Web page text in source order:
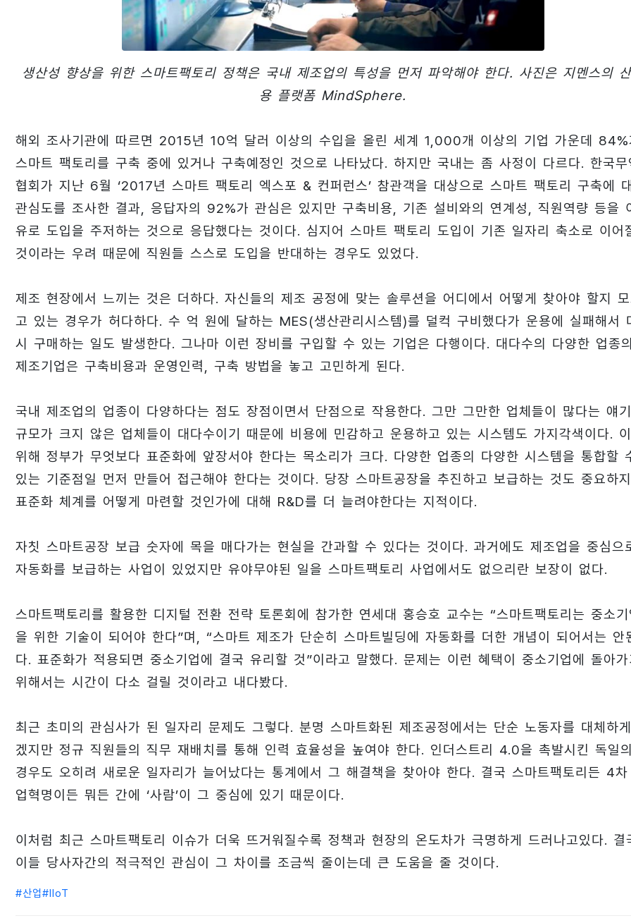
생산성 향상을 위한 스마트팩토리 정책은 국내 제조업의 특성을 먼저 파악해야 한다. 사진은 지멘스의
용 플랫폼 MindSphere.
해외 조사기관에 따르면 2015년 10억 달러 이상의 수입을 올린 세계 1,000개 이상의 기업 가운데 84%
스마트 팩토리를 구축 중에 있거나 구축예정인 것으로 나타났다. 하지만 국내는 좀 사정이 다르다. 한국무
협회가 지난 6월 ‘2017년 스마트 팩토리 엑스포 & 컨퍼런스’ 참관객을 대상으로 스마트 팩토리 구축에
관심도를 조사한 결과, 응답자의 92%가 관심은 있지만 구축비용, 기존 설비와의 연계성, 직원역량 등을
유로 도입을 주저하는 것으로 응답했다는 것이다. 심지어 스마트 팩토리 도입이 기존 일자리 축소로 이어
것이라는 우려 때문에 직원들 스스로 도입을 반대하는 경우도 있었다.
제조 현장에서 느끼는 것은 더하다. 자신들의 제조 공정에 맞는 솔루션을 어디에서 어떻게 찾아야 할지
고 있는 경우가 허다하다. 수 억 원에 달하는 MES(생산관리시스템)를 덜컥 구비했다가 운용에 실패해서
시 구매하는 일도 발생한다. 그나마 이런 장비를 구입할 수 있는 기업은 다행이다. 대다수의 다양한 업종
제조기업은 구축비용과 운영인력, 구축 방법을 놓고 고민하게 된다.
국내 제조업의 업종이 다양하다는 점도 장점이면서 단점으로 작용한다. 그만 그만한 업체들이 많다는 얘
규모가 크지 않은 업체들이 대다수이기 때문에 비용에 민감하고 운용하고 있는 시스템도 가지각색이다.
위해 정부가 무엇보다 표준화에 앞장서야 한다는 목소리가 크다. 다양한 업종의 다양한 시스템을 통합할
있는 기준점일 먼저 만들어 접근해야 한다는 것이다. 당장 스마트공장을 추진하고 보급하는 것도 중요하
표준화 체계를 어떻게 마련할 것인가에 대해 R&D를 더 늘려야한다는 지적이다.
자칫 스마트공장 보급 숫자에 목을 매다가는 현실을 간과할 수 있다는 것이다. 과거에도 제조업을 중심으
자동화를 보급하는 사업이 있었지만 유야무야된 일을 스마트팩토리 사업에서도 없으리란 보장이 없다.
스마트팩토리를 활용한 디지털 전환 전략 토론회에 참가한 연세대 홍승호 교수는 “스마트팩토리는 중소
을 위한 기술이 되어야 한다”며, “스마트 제조가 단순히 스마트빌딩에 자동화를 더한 개념이 되어서는 안
다. 표준화가 적용되면 중소기업에 결국 유리할 것”이라고 말했다. 문제는 이런 혜택이 중소기업에 돌아
위해서는 시간이 다소 걸릴 것이라고 내다봤다.
최근 초미의 관심사가 된 일자리 문제도 그렇다. 분명 스마트화된 제조공정에서는 단순 노동자를 대체하
겠지만 정규 직원들의 직무 재배치를 통해 인력 효율성을 높여야 한다. 인더스트리 4.0을 촉발시킨 독일
경우도 오히려 새로운 일자리가 늘어났다는 통계에서 그 해결책을 찾아야 한다. 결국 스마트팩토리든 4
업혁명이든 뭐든 간에 ‘사람’이 그 중심에 있기 때문이다.
이처럼 최근 스마트팩토리 이슈가 더욱 뜨거워질수록 정책과 현장의 온도차가 극명하게 드러나고있다. 결
이들 당사자간의 적극적인 관심이 그 차이를 조금씩 줄이는데 큰 도움을 줄 것이다.
#산업#IIoT